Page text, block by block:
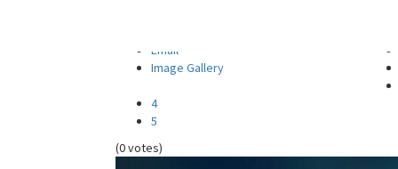
Email
Image Gallery
4
5
(0 votes)